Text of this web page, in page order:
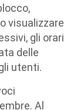
visualizzare
gli orari
delle
utenti.
Al